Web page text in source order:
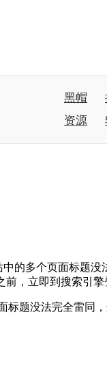
黑帽
资源
的多个页面标题
，立即到搜索引
标题没法完全雷